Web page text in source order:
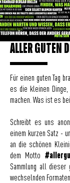
Für einen guten Tag
es die kleinen
machen. Was ist es
Schreibt es uns
einem kurzen Satz -
an die schönen
dem Motto
Sammlung all dieser
wechselnden
ALLER GUTEN